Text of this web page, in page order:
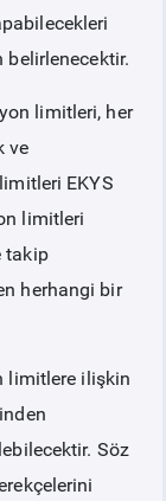
belirlenecektir.
limitleri, her
ve
EKYS
limitleri
takip
herhangi bir
limitlere ilişkin
Söz